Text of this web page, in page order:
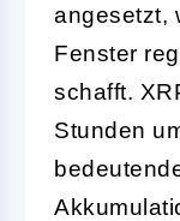
angesetzt,
Fenster
schafft.
Stunden